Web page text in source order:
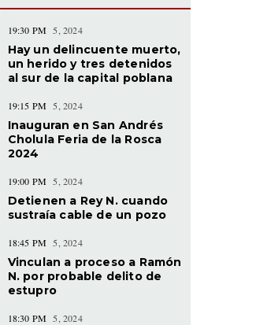
19:30 PM 5, 2024
Hay un delincuente muerto,
un herido y tres detenidos
al sur de la capital poblana
19:15 PM 5, 2024
Inauguran en San Andrés
Cholula Feria de la Rosca
2024
19:00 PM 5, 2024
Detienen a Rey N. cuando
sustraía cable de un pozo
18:45 PM 5, 2024
Vinculan a proceso a Ramón
N. por probable delito de
estupro
18:30 PM 5, 2024